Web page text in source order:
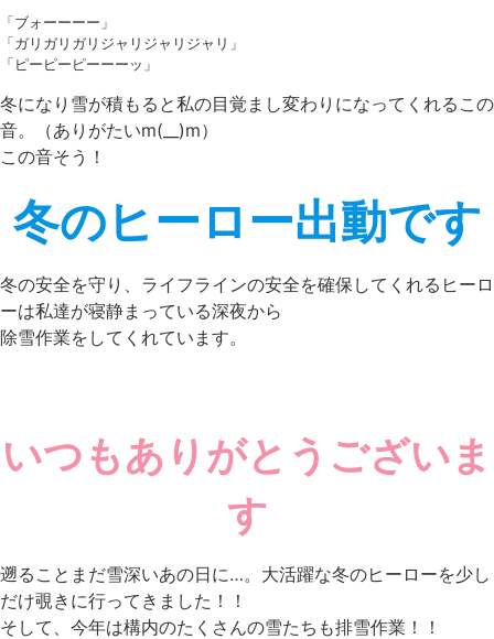
「ブォーーーー」
「ガリガリガリジャリジャリジャリ」
「ピーピーピーーーッ」
冬になり雪が積もると私の目覚まし変わりになってくれるこの
音。（ありがたいm(__)m）
この音そう！
冬のヒーロー出動です
冬の安全を守り、ライフラインの安全を確保してくれるヒーロ
ーは私達が寝静まっている深夜から
除雪作業をしてくれています。
いつもありがとうございま
す
遡ることまだ雪深いあの日に…。大活躍な冬のヒーローを少し
だけ覗きに行ってきました！！
そして、今年は構内のたくさんの雪たちも排雪作業！！